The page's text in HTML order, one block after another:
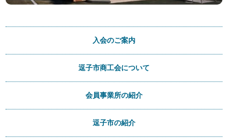
入会のご案内
逗子市商工会について
会員事業所の紹介
逗子市の紹介